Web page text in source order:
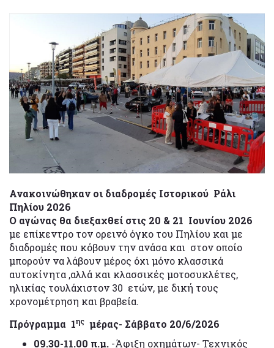
Ανακοινώθηκαν οι διαδρομές Ιστορικού Ράλι
Πηλίου 2026
Ο αγώνας θα διεξαχθεί στις 20 & 21 Ιουνίου 2026
με επίκεντρο τον ορεινό όγκο του Πηλίου και με
διαδρομές που κόβουν την ανάσα και στον οποίο
μπορούν να λάβουν μέρος όχι μόνο κλασσικά
αυτοκίνητα ,αλλά και κλασσικές μοτοσυκλέτες,
ηλικίας τουλάχιστον 30 ετών, με δική τους
χρονομέτρηση και βραβεία.
Πρόγραμμα 1ης μέρας- Σάββατο 20/6/2026
09.30-11.00 π.μ. -Άφιξη οχημάτων- Τεχνικός